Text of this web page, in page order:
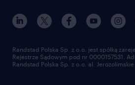
Randstad Polska Sp. z o.o. jest spółką
Rejestrze Sądowym pod nr 0000157531.
Randstad Polska Sp. z o.o. al.